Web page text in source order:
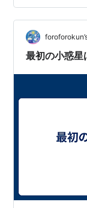
えを見る 木星
い環（わ）を
大気に覆われて
たり調査しま
最初の小惑星